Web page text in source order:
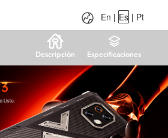
Descripción Especificaciones
Pt
En | Es | Pt